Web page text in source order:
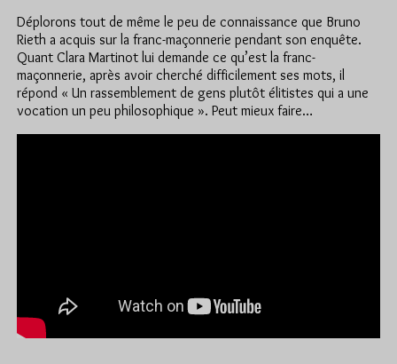
Déplorons tout de même le peu de connaissance que Bruno
Rieth a acquis sur la franc-maçonnerie pendant son enquête.
Quant Clara Martinot lui demande ce qu’est la franc-
maçonnerie, après avoir cherché difficilement ses mots, il
répond « Un rassemblement de gens plutôt élitistes qui a une
vocation un peu philosophique ». Peut mieux faire…